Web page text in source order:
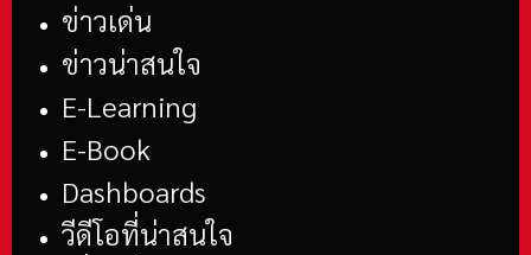
ข่าวเด่น
ข่าวน่าสนใจ
E-Learning
E-Book
Dashboards
วีดีโอที่น่าสนใจ